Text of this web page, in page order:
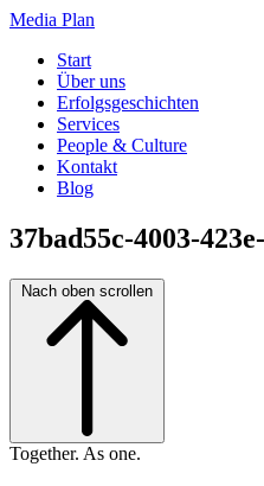
Media Plan
Start
Über uns
Erfolgsgeschichten
Services
People & Culture
Kontakt
Blog
37bad55c-4003-
Nach oben scrollen
Together. As one.